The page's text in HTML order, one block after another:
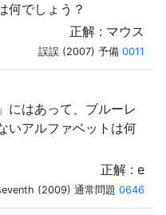
何でしょう？
正解 : マウス
誤誤 (2007) 予備 0011
にはあって、ブルーレ
いアルファベットは何
正解 : e
(2009) 通常問題 0646